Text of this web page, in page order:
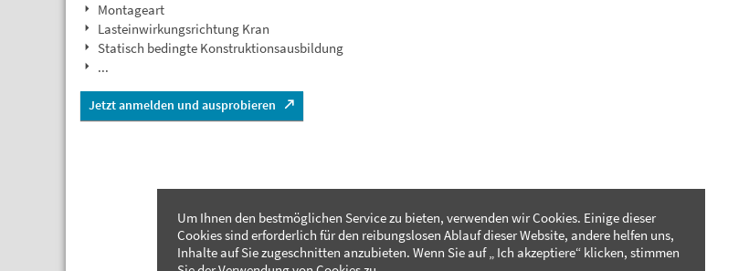
Montageart
Lasteinwirkungsrichtung Kran
Statisch bedingte Konstruktionsausbildung
...
Jetzt anmelden und ausprobieren
Um Ihnen den bestmöglichen Service zu bieten, verwenden wir Cookies. Einige dieser
Cookies sind erforderlich für den reibungslosen Ablauf dieser Website, andere helfen uns,
Inhalte auf Sie zugeschnitten anzubieten. Wenn Sie auf „ Ich akzeptiere“ klicken, stimmen